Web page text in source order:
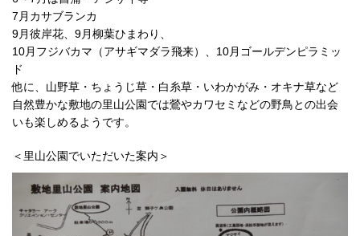
7月カサブランカ
9月彼岸花、9月柳葉ひまわり、
10月フジバカマ（アサギマダラ飛来）、10月ゴールデンピラミッ
ド
他に、山野草・ちょうじ草・白糸草・いわかがみ・オキナ草など
自然豊かな敷地の里山公園では鶯やカワセミなどの野鳥との出会
いも楽しめるようです。
＜里山公園でいただいた案内＞